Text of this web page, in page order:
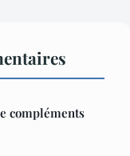
compléments